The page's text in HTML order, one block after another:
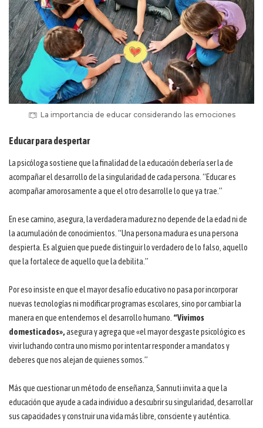
La importancia de educar considerando las emociones
Educar para despertar
La psicóloga sostiene que la finalidad de la educación debería ser la de
acompañar el desarrollo de la singularidad de cada persona. “Educar es
acompañar amorosamente a que el otro desarrolle lo que ya trae.”
En ese camino, asegura, la verdadera madurez no depende de la edad ni de
la acumulación de conocimientos. “Una persona madura es una persona
despierta. Es alguien que puede distinguir lo verdadero de lo falso, aquello
que la fortalece de aquello que la debilita.”
Por eso insiste en que el mayor desafío educativo no pasa por incorporar
nuevas tecnologías ni modificar programas escolares, sino por cambiar la
manera en que entendemos el desarrollo humano. “Vivimos
domesticados»,asegura y agrega que «el mayor desgaste psicológico es
vivir luchando contra uno mismo por intentar responder a mandatos y
deberes que nos alejan de quienes somos.”
Más que cuestionar un método de enseñanza, Sannuti invita a que la
educación que ayude a cada individuo a descubrir su singularidad, desarrollar
sus capacidades y construir una vida más libre, consciente y auténtica.